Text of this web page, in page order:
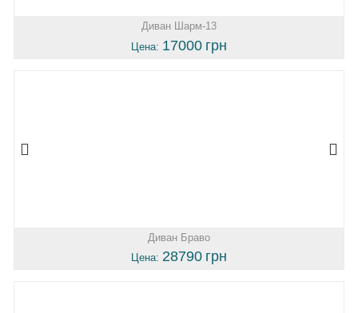
Диван Шарм-13
Цена: 17000 грн
Диван Браво
Цена: 28790 грн